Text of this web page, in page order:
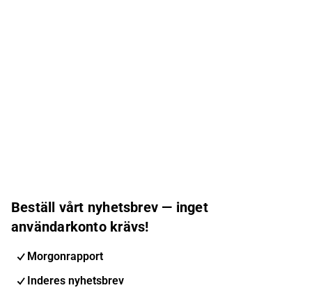
Beställ vårt nyhetsbrev — inget
användarkonto krävs!
Morgonrapport
Inderes nyhetsbrev